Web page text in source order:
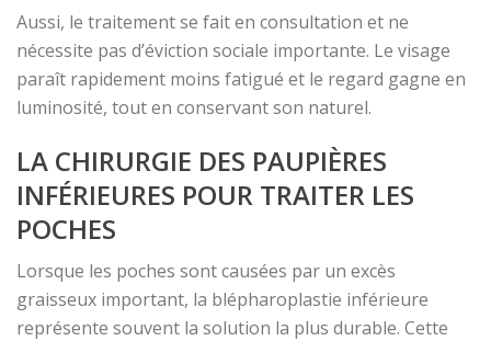
Aussi, le traitement se fait en consultation et ne
nécessite pas d’éviction sociale importante. Le visage
paraît rapidement moins fatigué et le regard gagne en
luminosité, tout en conservant son naturel.
LA CHIRURGIE DES PAUPIÈRES
INFÉRIEURES POUR TRAITER LES
POCHES
Lorsque les poches sont causées par un excès
graisseux important, la blépharoplastie inférieure
représente souvent la solution la plus durable. Cette